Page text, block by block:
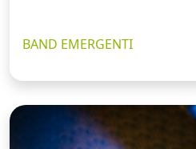
BAND EMERGENTI